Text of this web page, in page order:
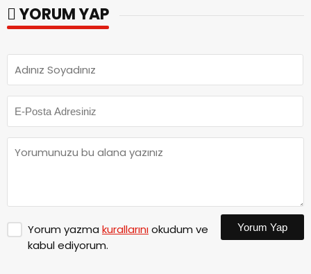
YORUM YAP
Yorum yazma kurallarınıokudum ve
kabul ediyorum.
Yorum Yap